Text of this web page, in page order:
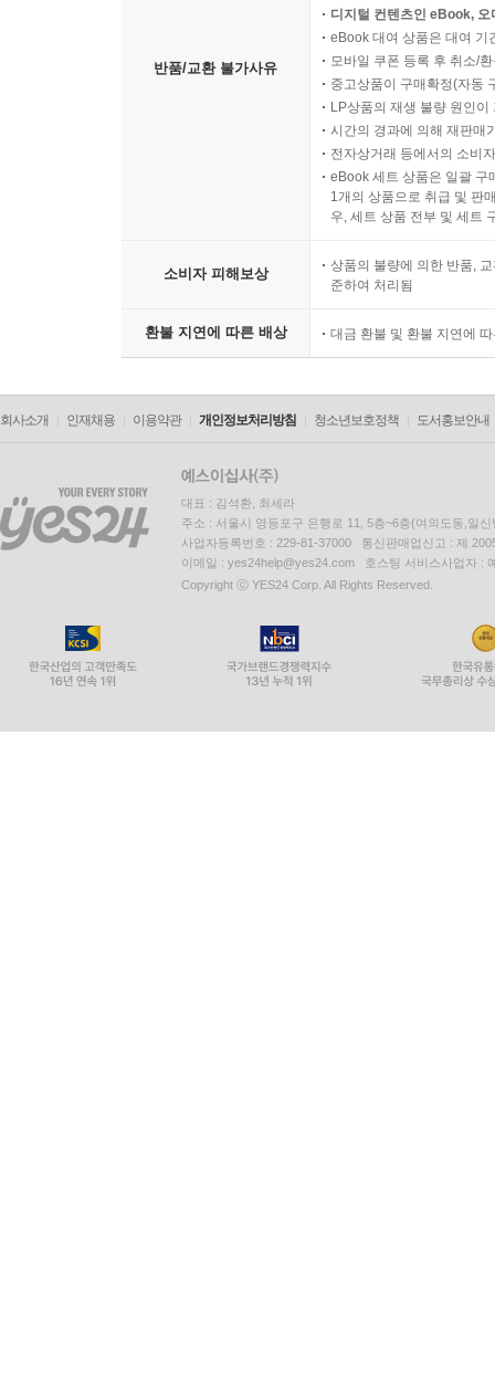
반품/교환 불가사유
디지털 컨텐츠인 eBook,
eBook 대여 상품은 대여 기
모바일 쿠폰 등록 후 취소/
중고상품이 구매확정(자동
LP상품의 재생 불량 원인
시간의 경과에 의해 재판매
전자상거래 등에서의 소비
eBook 세트 상품은 일괄 구
1개의 상품으로 취급 및 판
우, 세트 상품 전부 및 세트
소비자 피해보상
상품의 불량에 의한 반품,
준하여 처리됨
환불 지연에 따른 배상 대금 환불 및 환불 지연에
회사소개 인재채용 이용약관 개인정보처리방침 청소년보호정책 도서홍보안내
대표 : 김석환, 최세라
주소 : 서울시 영등포구 은행로 11, 5층~6층(여의도동,일신
사업자등록번호 : 229-81-37000 통신판매업신고 : 제
이메일 : yes24help@yes24.com 호스팅 서비스사업자 :
Copyright ⓒ YES24 Corp. All Rights Reserved.